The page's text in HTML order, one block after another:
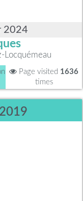
2024
Locquémeau
Page visited 1636
times
2019